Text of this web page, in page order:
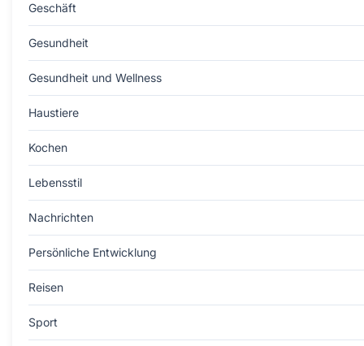
Geschäft
Gesundheit
Gesundheit und Wellness
Haustiere
Kochen
Lebensstil
Nachrichten
Persönliche Entwicklung
Reisen
Sport